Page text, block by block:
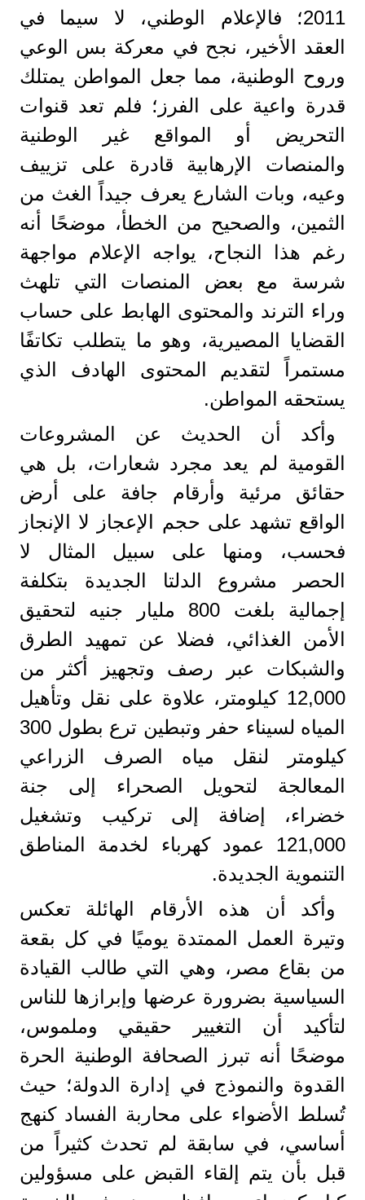
2011؛ فالإعلام الوطني، لا سيما في
العقد الأخير، نجح في معركة بس الوعي
وروح الوطنية، مما جعل المواطن يمتلك
قدرة واعية على الفرز؛ فلم تعد قنوات
التحريض أو المواقع غير الوطنية
والمنصات الإرهابية قادرة على تزييف
وعيه، وبات الشارع يعرف جيداً الغث من
الثمين، والصحيح من الخطأ، موضحًا أنه
رغم هذا النجاح، يواجه الإعلام مواجهة
شرسة مع بعض المنصات التي تلهث
وراء الترند والمحتوى الهابط على حساب
القضايا المصيرية، وهو ما يتطلب تكاتفًا
مستمراً لتقديم المحتوى الهادف الذي
يستحقه المواطن.
وأكد أن الحديث عن المشروعات
القومية لم يعد مجرد شعارات، بل هي
حقائق مرئية وأرقام جافة على أرض
الواقع تشهد على حجم الإعجاز لا الإنجاز
فحسب، ومنها على سبيل المثال لا
الحصر مشروع الدلتا الجديدة بتكلفة
إجمالية بلغت 800 مليار جنيه لتحقيق
الأمن الغذائي، فضلا عن تمهيد الطرق
والشبكات عبر رصف وتجهيز أكثر من
12,000 كيلومتر، علاوة على نقل وتأهيل
المياه لسيناء حفر وتبطين ترع بطول 300
كيلومتر لنقل مياه الصرف الزراعي
المعالجة لتحويل الصحراء إلى جنة
خضراء، إضافة إلى تركيب وتشغيل
121,000 عمود كهرباء لخدمة المناطق
التنموية الجديدة.
وأكد أن هذه الأرقام الهائلة تعكس
وتيرة العمل الممتدة يوميًا في كل بقعة
من بقاع مصر، وهي التي طالب القيادة
السياسية بضرورة عرضها وإبرازها للناس
لتأكيد أن التغيير حقيقي وملموس،
موضحًا أنه تبرز الصحافة الوطنية الحرة
القدوة والنموذج في إدارة الدولة؛ حيث
تُسلط الأضواء على محاربة الفساد كنهج
أساسي، في سابقة لم تحدث كثيراً من
قبل بأن يتم إلقاء القبض على مسؤولين